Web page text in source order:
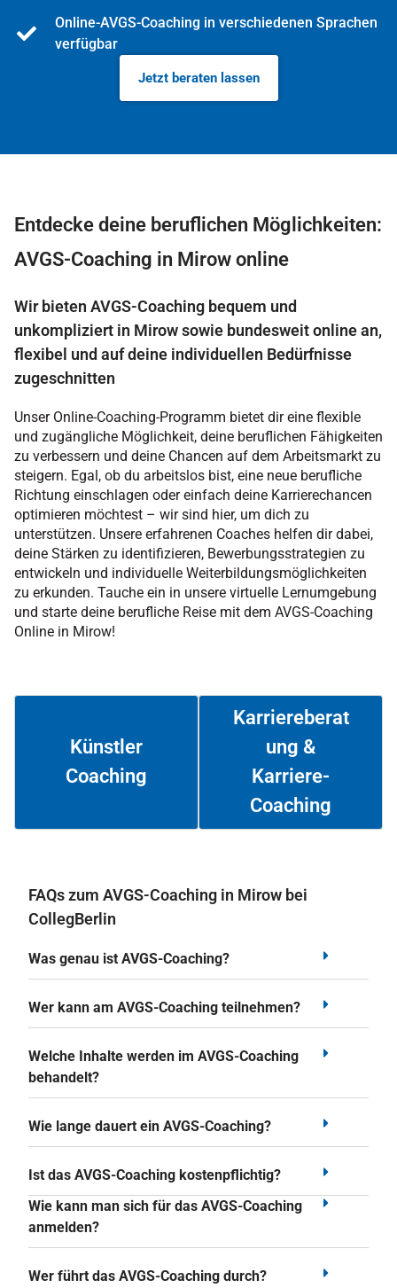
Online-AVGS-Coaching in verschiedenen Sprachen
verfügbar
Jetzt beraten lassen
Entdecke deine beruflichen Möglichkeiten:
AVGS-Coaching in Mirow online
Wir bieten AVGS-Coaching bequem und
unkompliziert in Mirow sowie bundesweit online an,
flexibel und auf deine individuellen Bedürfnisse
zugeschnitten
Unser Online-Coaching-Programm bietet dir eine flexible
und zugängliche Möglichkeit, deine beruflichen Fähigkeiten
zu verbessern und deine Chancen auf dem Arbeitsmarkt zu
steigern. Egal, ob du arbeitslos bist, eine neue berufliche
Richtung einschlagen oder einfach deine Karrierechancen
optimieren möchtest – wir sind hier, um dich zu
unterstützen. Unsere erfahrenen Coaches helfen dir dabei,
deine Stärken zu identifizieren, Bewerbungsstrategien zu
entwickeln und individuelle Weiterbildungsmöglichkeiten
zu erkunden. Tauche ein in unsere virtuelle Lernumgebung
und starte deine berufliche Reise mit dem AVGS-Coaching
Online in Mirow!
Künstler
Coaching
Weiterlesen
Karriereberat
ung &
Karriere-
Coaching
Weiterlesen
FAQs zum AVGS-Coaching in Mirow bei
CollegBerlin
Was genau ist AVGS-Coaching?
Wer kann am AVGS-Coaching teilnehmen?
Welche Inhalte werden im AVGS-Coaching
behandelt?
Wie lange dauert ein AVGS-Coaching?
Ist das AVGS-Coaching kostenpflichtig?
Wie kann man sich für das AVGS-Coaching
anmelden?
Wer führt das AVGS-Coaching durch?